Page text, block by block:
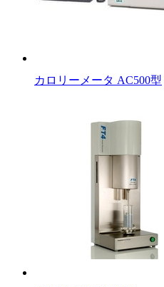
カロリーメータ AC500型